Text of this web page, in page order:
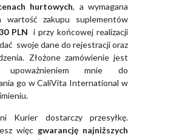
hurtowych, a wymagana
wartość zakupu suplementów
PLN i przy końcowej realizacji
swoje dane do rejestracji oraz
Złożone zamówienie jest
upoważnieniem mnie do
go w CaliVita International w
Kurier dostarczy przesyłkę.
więc gwarancję najniższych